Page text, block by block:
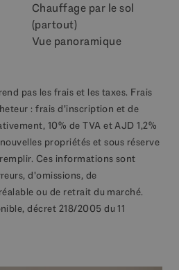
Chauffage par le sol
(partout)
Vue panoramique
pas les frais et les taxes. Frais
: frais d'inscription et de
10% de TVA et AJD 1,2%
propriétés et sous réserve
Ces informations sont
d'omissions, de
ou de retrait du marché.
décret 218/2005 du 11